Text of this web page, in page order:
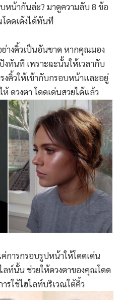
หน้ากันล่ะ? มาดูความลับ 8 ข้อ
ดดเด้งได้ทันที
างคิ้วเป็นอันขาด หากคุณมอง
ทันที เพราะฉะนั้นให้เวลากับ
งคิ้วให้เข้ากับกรอบหน้าและอยู่
ห้ ดวงตา โดดเด่นสวยได้แล้ว
การกรอบรูปหน้าให้โดดเด่น
ไลท์นั้น ช่วยให้ดวงตาของคุณโดด
รใช้ไฮไลท์บริเวณใต้คิ้ว